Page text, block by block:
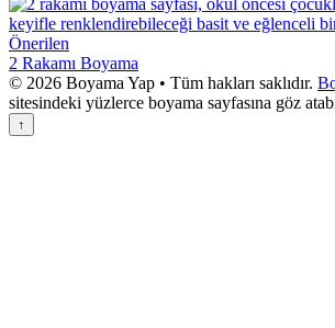
Önerilen
2 Rakamı Boyama
© 2026 Boyama Yap • Tüm hakları saklıdır.
sitesindeki yüzlerce boyama sayfasına göz
↑